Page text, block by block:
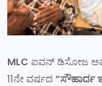
MLC ಐವನ್ ಡಿಸೋಜ
11ನೇ ವರ್ಷದ “ಸೌಹಾರ್ದ